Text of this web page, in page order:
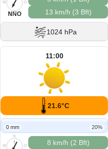
O
S
W
NNO
13 km/h (3 Bft)
1024 hPa
11:00
21.6°C
0 mm 20%
N
O
W
8 km/h (2 Bft)